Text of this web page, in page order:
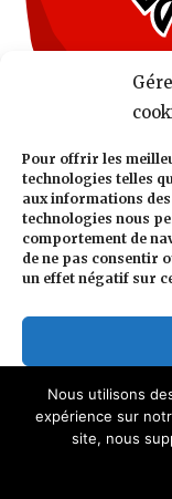
Pour offrir les
technologies telles
aux informations
technologies nous
comportement de
de ne pas consentir
un effet négatif sur
Nous utilisons
expérience sur
site, nous